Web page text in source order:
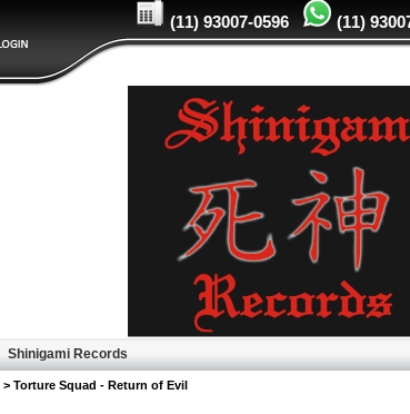
(11) 93007-0596 (11)
Shinigami Records
> Torture Squad - Return of Evil